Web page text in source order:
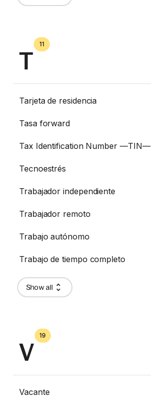
T
11
Tarjeta de residencia
Tasa forward
Tax Identification Number —TIN—
Tecnoestrés
Trabajador independiente
Trabajador remoto
Trabajo autónomo
Trabajo de tiempo completo
Show all
V
19
Vacante